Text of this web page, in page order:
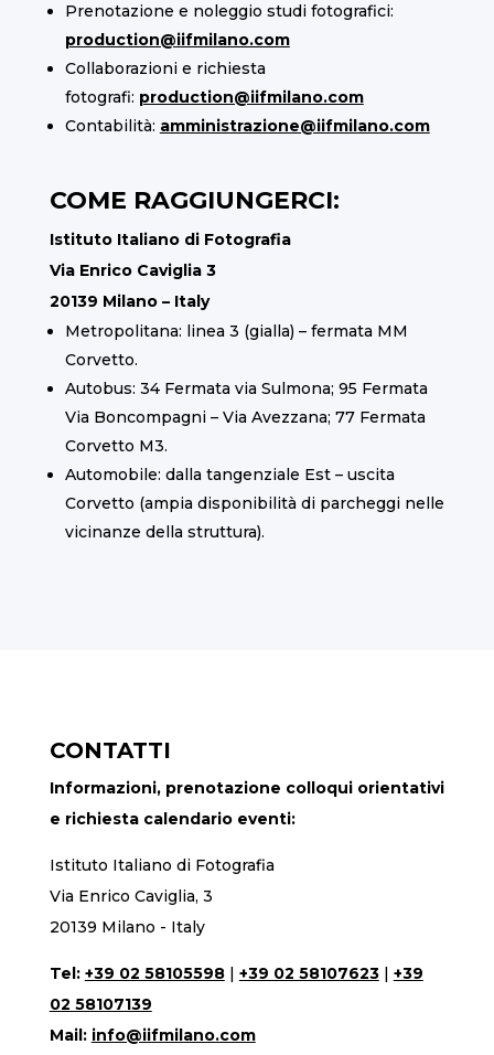
Prenotazione e noleggio studi fotografici:
production@iifmilano.com
Collaborazioni e richiesta
fotografi: production@iifmilano.com
Contabilità: amministrazione@iifmilano.com
COME RAGGIUNGERCI:
Istituto Italiano di Fotografia
Via Enrico Caviglia 3
20139 Milano – Italy
Metropolitana: linea 3 (gialla) – fermata MM
Corvetto.
Autobus: 34 Fermata via Sulmona; 95 Fermata
Via Boncompagni – Via Avezzana; 77 Fermata
Corvetto M3.
Automobile: dalla tangenziale Est – uscita
Corvetto (ampia disponibilità di parcheggi nelle
vicinanze della struttura).
CONTATTI
Informazioni, prenotazione colloqui orientativi
e richiesta calendario eventi:
Istituto Italiano di Fotografia
Via Enrico Caviglia, 3
20139 Milano - Italy
Tel: +39 02 58105598| +39 02 58107623| +39
02 58107139
Mail: info@iifmilano.com